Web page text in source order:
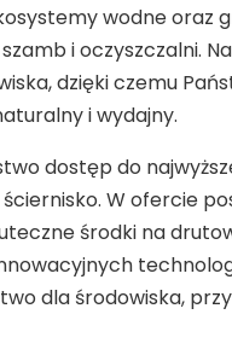
wodne oraz
i oczyszczalni.
dzięki czemu
i wydajny.
dostęp do
W ofercie
środki na
dla środowiska,